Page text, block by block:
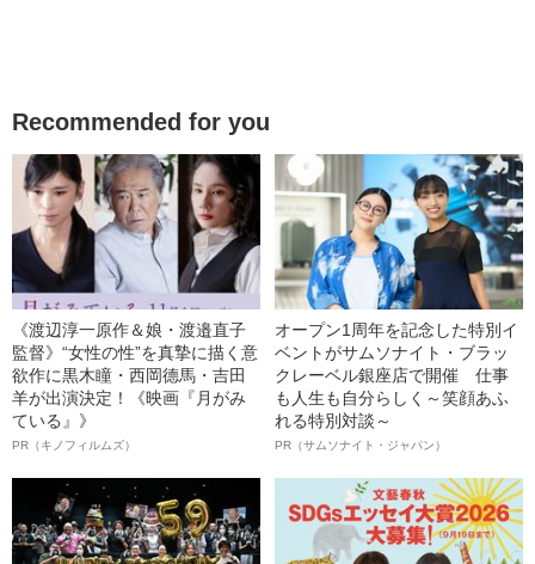
Recommended for you
《渡辺淳一原作＆娘・渡邉直子
監督》“女性の性”を真摯に描く意
欲作に黒木瞳・西岡德馬・吉田
羊が出演決定！《映画『月がみ
ている』》
PR（キノフィルムズ）
オープン1周年を記念した特別イ
ベントがサムソナイト・ブラッ
クレーベル銀座店で開催 仕事
も人生も自分らしく～笑顔あふ
れる特別対談～
PR（サムソナイト・ジャパン）